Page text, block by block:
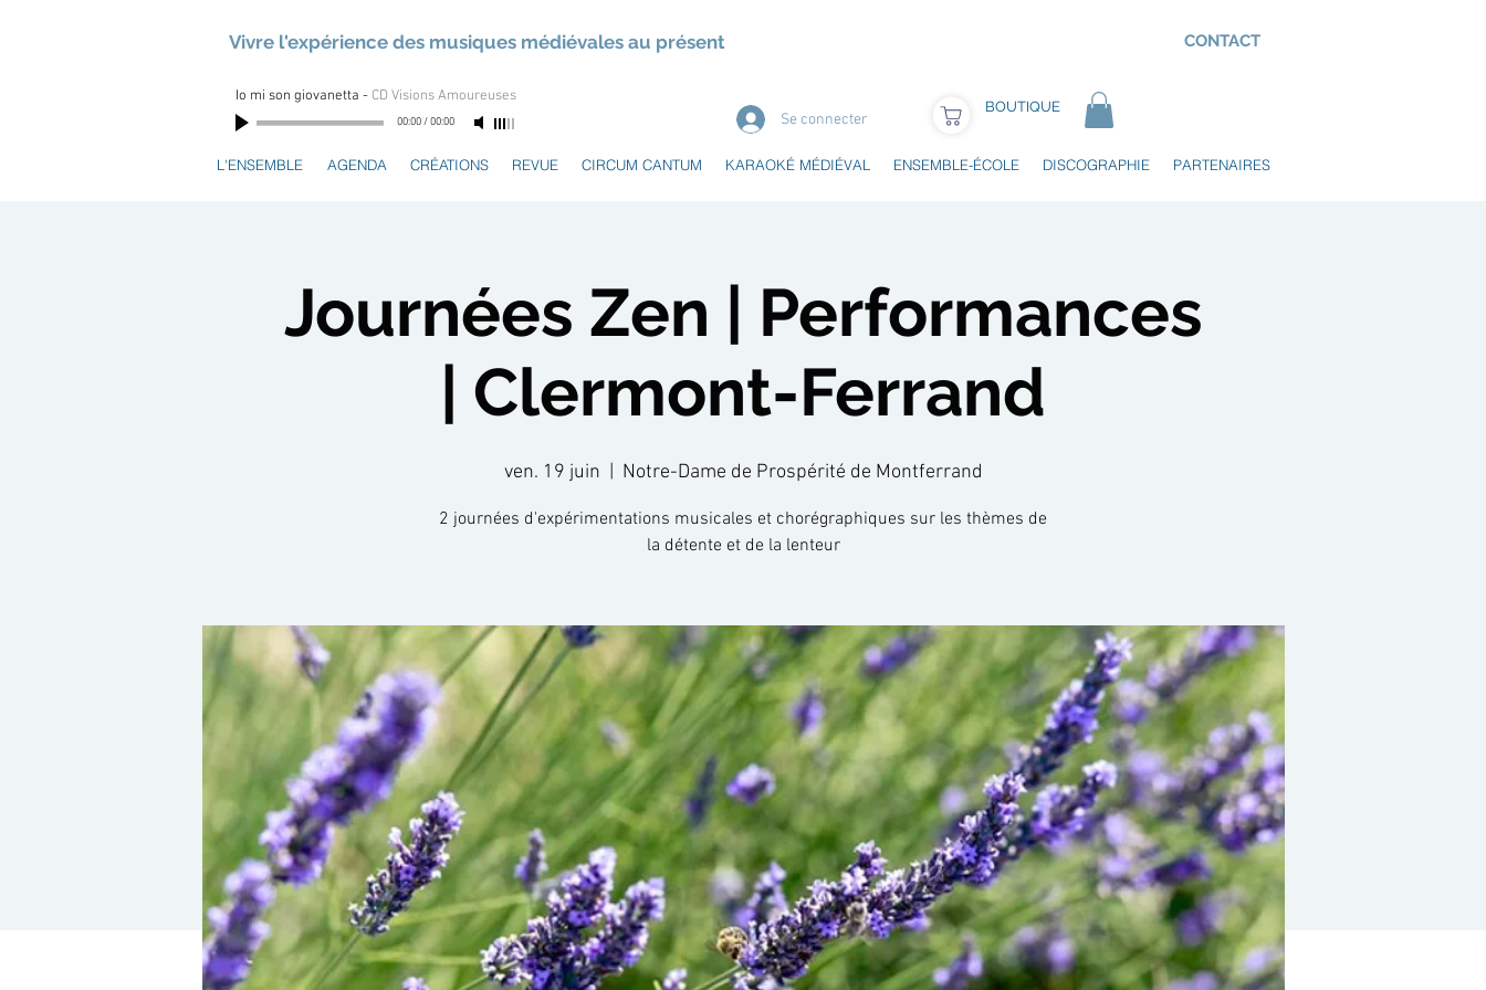
Vivre l'expérience des musiques médiévales au présent CONTACT
Io mi son giovanetta - CD Visions Amoureuses
00:00/00:00 Se connecter
BOUTIQUE
L'ENSEMBLE AGENDA CRÉATIONS REVUE CIRCUM CANTUM KARAOKÉ MÉDIÉVAL ENSEMBLE-ÉCOLE DISCOGRAPHIE PARTENAIRES
Journées Zen | Performances
| Clermont-Ferrand
ven. 19 juin
  |
Notre-Dame de Prospérité de Montferrand
2 journées d'expérimentations musicales et chorégraphiques sur les thèmes de
la détente et de la lenteur